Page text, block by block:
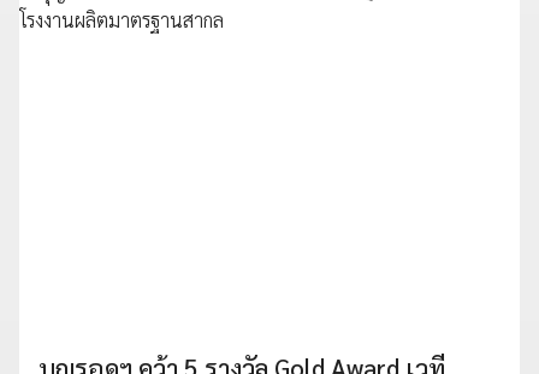
บุญรอดฯ คว้า 5 รางวัล Gold Award เวที